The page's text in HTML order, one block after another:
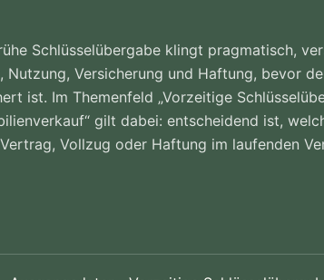
Schlüsselübergabe klingt pragmatisch,
Nutzung, Versicherung und Haftung, bevor
ist. Im Themenfeld „Vorzeitige
gilt dabei: entscheidend ist,
Vollzug oder Haftung im laufenden